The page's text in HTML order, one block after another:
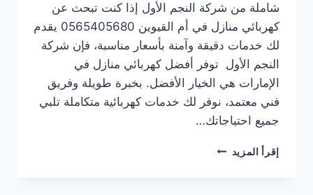
شاملة من شركة النجم الأول إذا كنت تبحث عن
كهربائي منازل في أم القيوين 0565405680 يقدم
لك خدمات دقيقة وآمنة بأسعار مناسبة، فإن شركة
النجم الأول توفر أفضل كهربائي منازل في
الإمارات هي الخيار الأفضل. بخبرة طويلة وفريق
فني معتمد، نوفر لك خدمات كهربائية متكاملة تلبي
جميع احتياجاتك…
إقرأ المزيد كهربائي